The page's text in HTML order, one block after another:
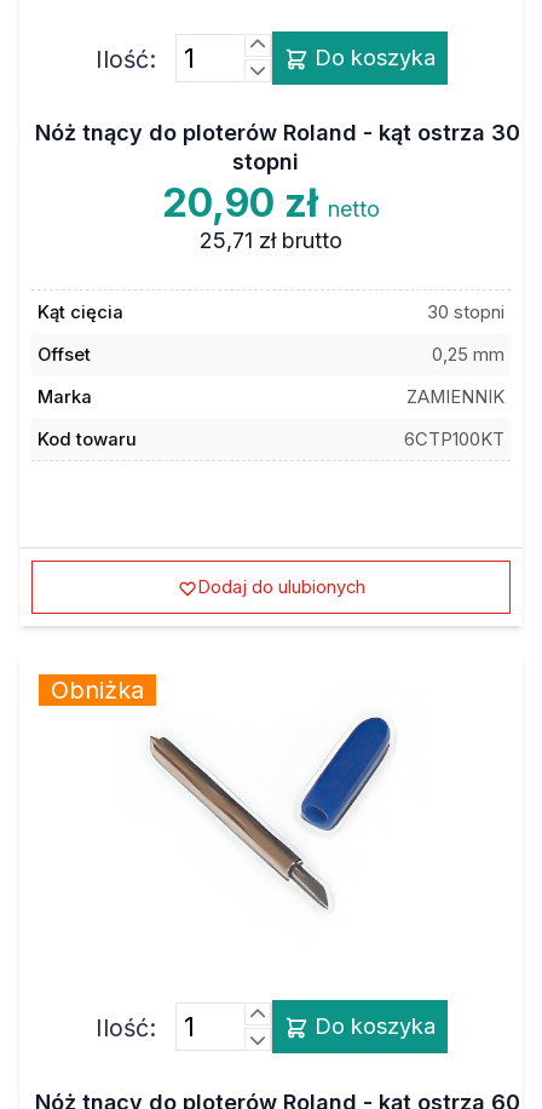
Ilość: Do koszyka
Nóż tnący do ploterów Roland - kąt ostrza 30
stopni
20,90 zł netto
25,71 zł brutto
Kąt cięcia
30 stopni
Offset
0,25 mm
Marka
ZAMIENNIK
Kod towaru
6CTP100KT
Dodaj do ulubionych
Obniżka
Ilość: Do koszyka
Nóż tnący do ploterów Roland - kąt ostrza 60